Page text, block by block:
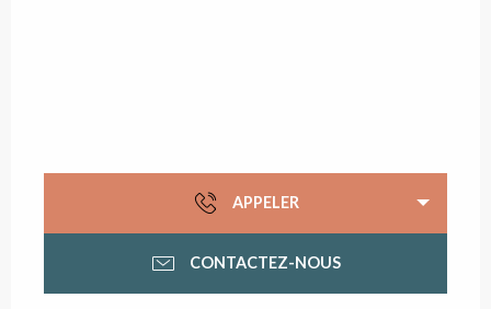
APPELER
CONTACTEZ-NOUS